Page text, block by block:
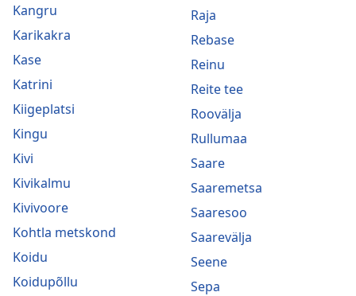
Kangru
Karikakra
Kase
Katrini
Kiigeplatsi
Kingu
Kivi
Kivikalmu
Kivivoore
Kohtla metskond
Koidu
Koidupõllu
Raja
Rebase
Reinu
Reite tee
Roovälja
Rullumaa
Saare
Saaremetsa
Saaresoo
Saarevälja
Seene
Sepa